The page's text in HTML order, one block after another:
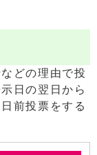
どの理由で投
日の翌日から
前投票をする